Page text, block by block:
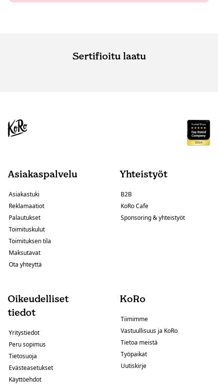
Sertifioitu laatu
Asiakaspalvelu
Asiakastuki
Reklamaatiot
Palautukset
Toimituskulut
Toimituksen tila
Maksutavat
Ota yhteyttä
Yhteistyöt
B2B
KoRo Cafe
Sponsoring & yhteistyöt
Oikeudelliset
tiedot
Yritystiedot
Peru sopimus
Tietosuoja
Evästeasetukset
Käyttöehdot
KoRo
Tiimimme
Vastuullisuus ja KoRo
Tietoa meistä
Työpaikat
Uutiskirje